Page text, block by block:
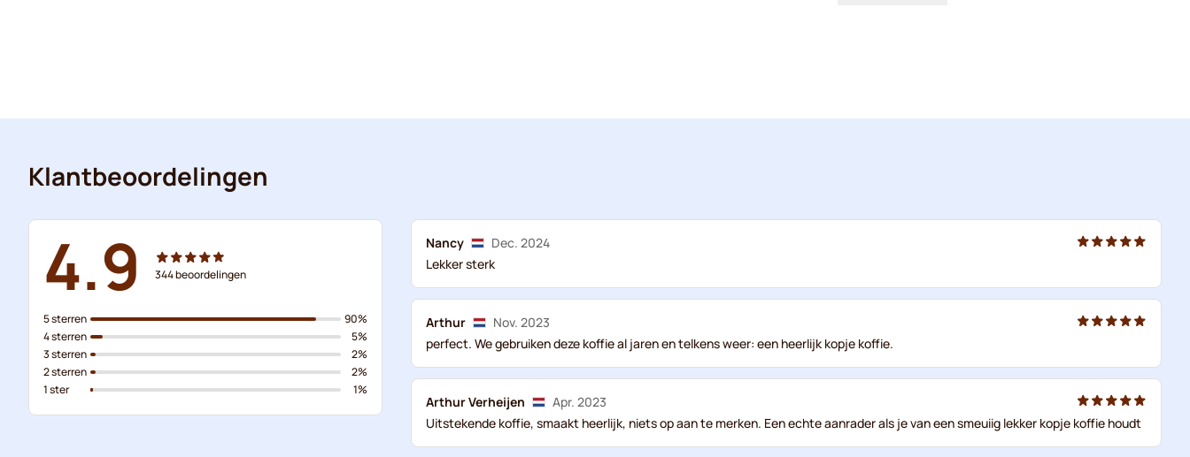
Klantbeoordelingen
4.9 344beoordelingen
5 sterren
4 sterren
3 sterren
2 sterren
1 ster
90%
5%
2%
2%
1%
Nancy
Dec. 2024
Lekker sterk
Arthur
Nov. 2023
perfect. We gebruiken deze koffie al jaren en telkens weer: een heerlijk kopje koffie.
Arthur Verheijen
Apr. 2023
Uitstekende koffie, smaakt heerlijk, niets op aan te merken. Een echte aanrader als je van een smeuiig lekker kopje koffie houdt